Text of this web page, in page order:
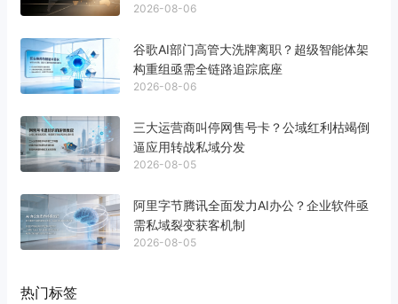
2026-08-06
谷歌AI部门高管大洗牌离职？超级智能体架
构重组亟需全链路追踪底座
2026-08-06
三大运营商叫停网售号卡？公域红利枯竭倒
逼应用转战私域分发
2026-08-05
阿里字节腾讯全面发力AI办公？企业软件亟
需私域裂变获客机制
2026-08-05
热门标签